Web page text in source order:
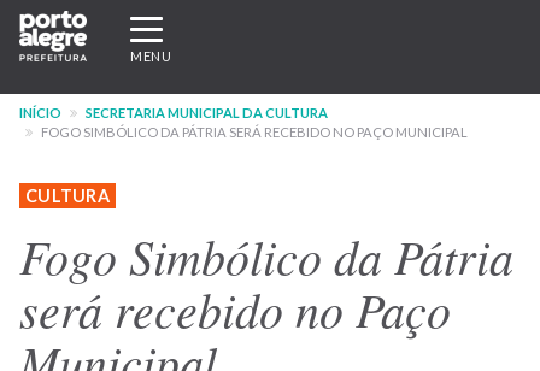
Pular
para
conteúdo
principal
Expandir/recolher
navegação
MENU
INÍCIO
SECRETARIA MUNICIPAL DA CULTURA
FOGO SIMBÓLICO DA PÁTRIA SERÁ RECEBIDO NO PAÇO MUNICIPAL
CULTURA
Fogo Simbólico da Pátria
será recebido no Paço